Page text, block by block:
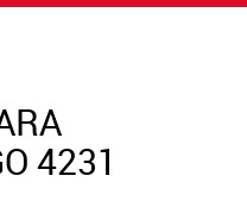
4231